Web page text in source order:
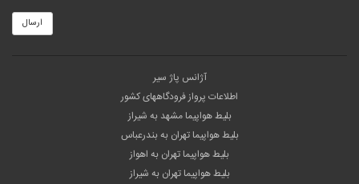
ارسال
آژانس پاژ سیر
اطلاعات پرواز فرودگاههای کشور
بلیط هواپیما مشهد به شیراز
بلیط هواپیما تهران به بندرعباس
بلیط هواپیما تهران به اهواز
بلیط هواپیما تهران به شیراز